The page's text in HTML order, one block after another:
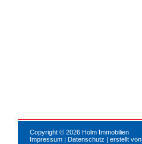
Copyright © 2026 Holm Immobilien
Impressum | Datenschutz | erstellt von